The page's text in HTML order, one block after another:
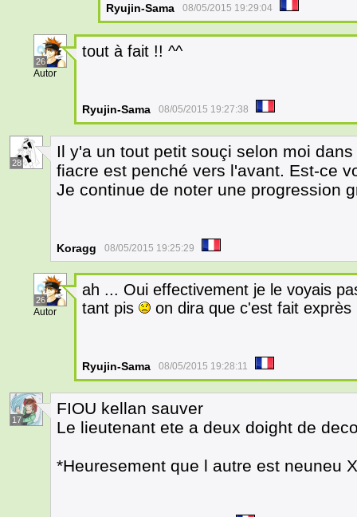
Ryujin-Sama 08/05/2015 19:29:04
26
Autor
tout à fait !! ^^
Ryujin-Sama 08/05/2015 19:27:38
28
Il y'a un tout petit souçi selon moi
fiacre est penché vers l'avant. Est-ce
Je continue de noter une progression
Koragg 08/05/2015 19:25:29
26
Autor
ah ... Oui effectivement je le voyais
tant pis
on dira que c'est fait exprès
Ryujin-Sama 08/05/2015 19:28:11
17
FIOU kellan sauver
Le lieutenant ete a deux doight de
*Heuresement que l autre est neuneu